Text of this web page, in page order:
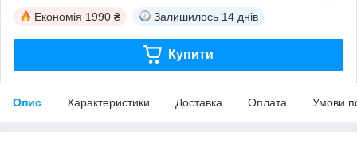
Економія 1990 ₴ Залишилось 14 днів
Купити
Опис Характеристики Доставка Оплата Умови